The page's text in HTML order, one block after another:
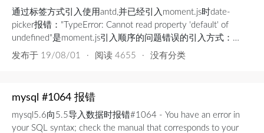
通过标签方式引入使用antd,并已经引入moment.js时date-
picker报错："TypeError: Cannot read property 'default' of
undefined"是moment.js引入顺序的问题错误的引入方式：
moment.js应在antd.js之前引入
发布于 19/08/01 · 阅读 4655 · 没有分类
mysql #1064 报错
mysql5.6向5.5导入数据时报错#1064 - You have an error in
your SQL syntax; check the manual that corresponds to your